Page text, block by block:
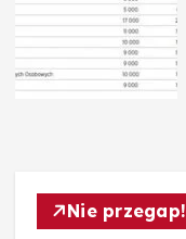
Nie przegap!